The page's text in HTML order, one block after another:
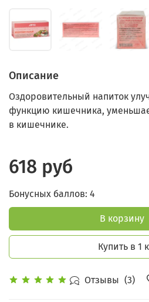
Отзывы (3)
Описание
Оздоровительный напиток
функцию кишечника,
в кишечнике.
618 руб
Бонусных баллов: 4
В корзину
Купить в 1